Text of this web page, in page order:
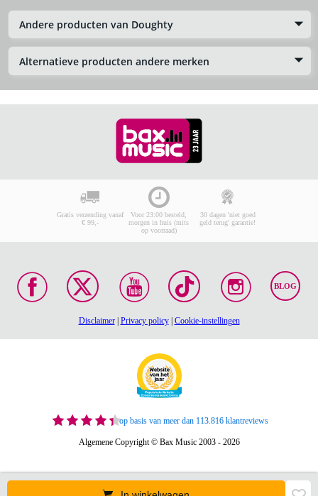
Andere producten van Doughty
Alternatieve producten andere merken
Gratis verzending vanaf
€ 99,-
Voor 23:00 besteld,
morgen in huis (mits
op voorraad)
30 dagen 'niet goed
geld terug' garantie!
BLOG
Disclaimer| Privacy policy| Cookie-instellingen
op basis van meer dan 113.816 klantreviews
Algemene Copyright © Bax Music 2003 - 2026